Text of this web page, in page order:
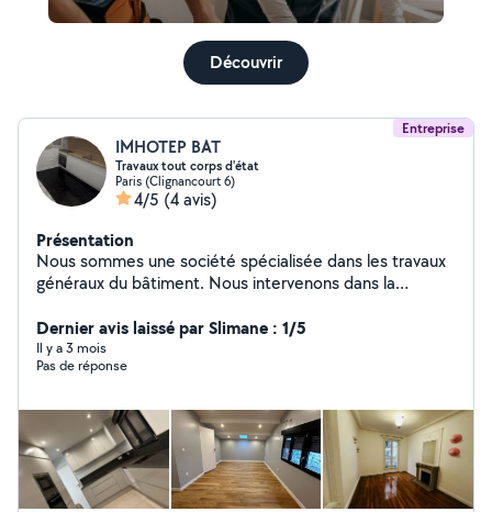
Découvrir
Entreprise
IMHOTEP BAT
Travaux tout corps d'état
Paris (Clignancourt 6)
4/5 (4 avis)
Présentation
Nous sommes une société spécialisée dans les travaux
généraux du bâtiment. Nous intervenons dans la
et extérieur. Notre équipe qualifiée garantit un travail
soigné, dans le respect des délais et des normes. Nous
accompagnons nos clients de l'étude du projet jusqu'à la
satisfaction client et la fiabilité de nos prestations. Nous
proposons des solutions adaptées à tous types de
projets, pour particuliers et professionnels.
Dernier avis laissé par Slimane : 1/5
Il y a 3 mois
Pas de réponse